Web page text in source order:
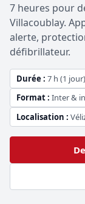
7 heures pour
Villacoublay.
alerte,
défibrillateur.
Durée : 7 h (1 jour)
Format : Inter &
Localisation :